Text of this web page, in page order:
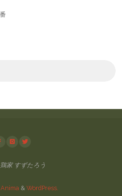
家 すずたろう
Anima & WordPress.